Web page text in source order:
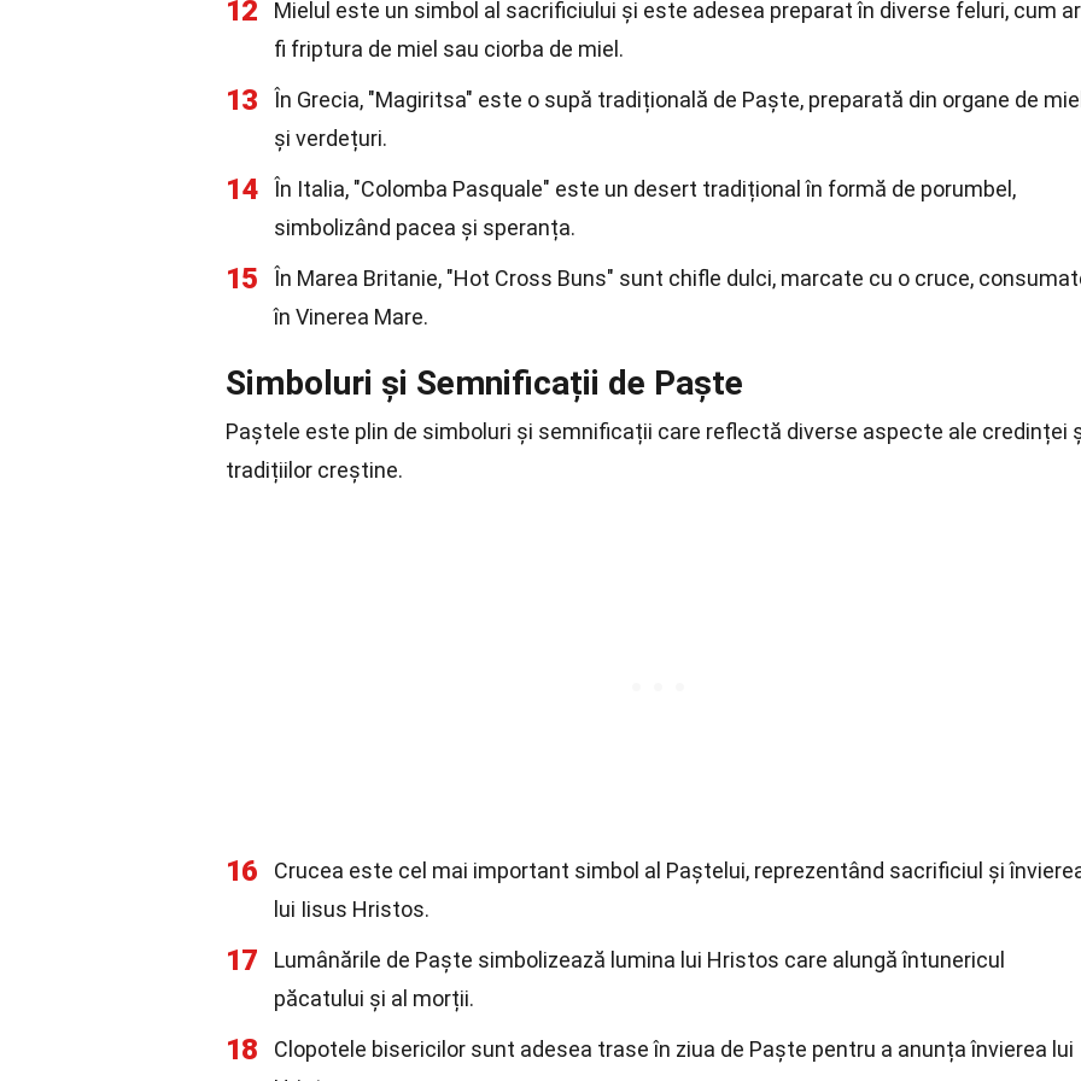
12
Mielul este un simbol al sacrificiului și este adesea preparat în diverse feluri, cum ar
fi friptura de miel sau ciorba de miel.
13
În Grecia, "Magiritsa" este o supă tradițională de Paște, preparată din organe de miel
și verdețuri.
14
În Italia, "Colomba Pasquale" este un desert tradițional în formă de porumbel,
simbolizând pacea și speranța.
15
În Marea Britanie, "Hot Cross Buns" sunt chifle dulci, marcate cu o cruce,
în Vinerea Mare.
Simboluri și Semnificații de Paște
Paștele este plin de simboluri și semnificații care reflectă diverse aspecte ale credinței
tradițiilor creștine.
16
Crucea este cel mai important simbol al Paștelui, reprezentând sacrificiul și
lui Iisus Hristos.
17
Lumânările de Paște simbolizează lumina lui Hristos care alungă întunericul
păcatului și al morții.
18
Clopotele bisericilor sunt adesea trase în ziua de Paște pentru a anunța învierea lui